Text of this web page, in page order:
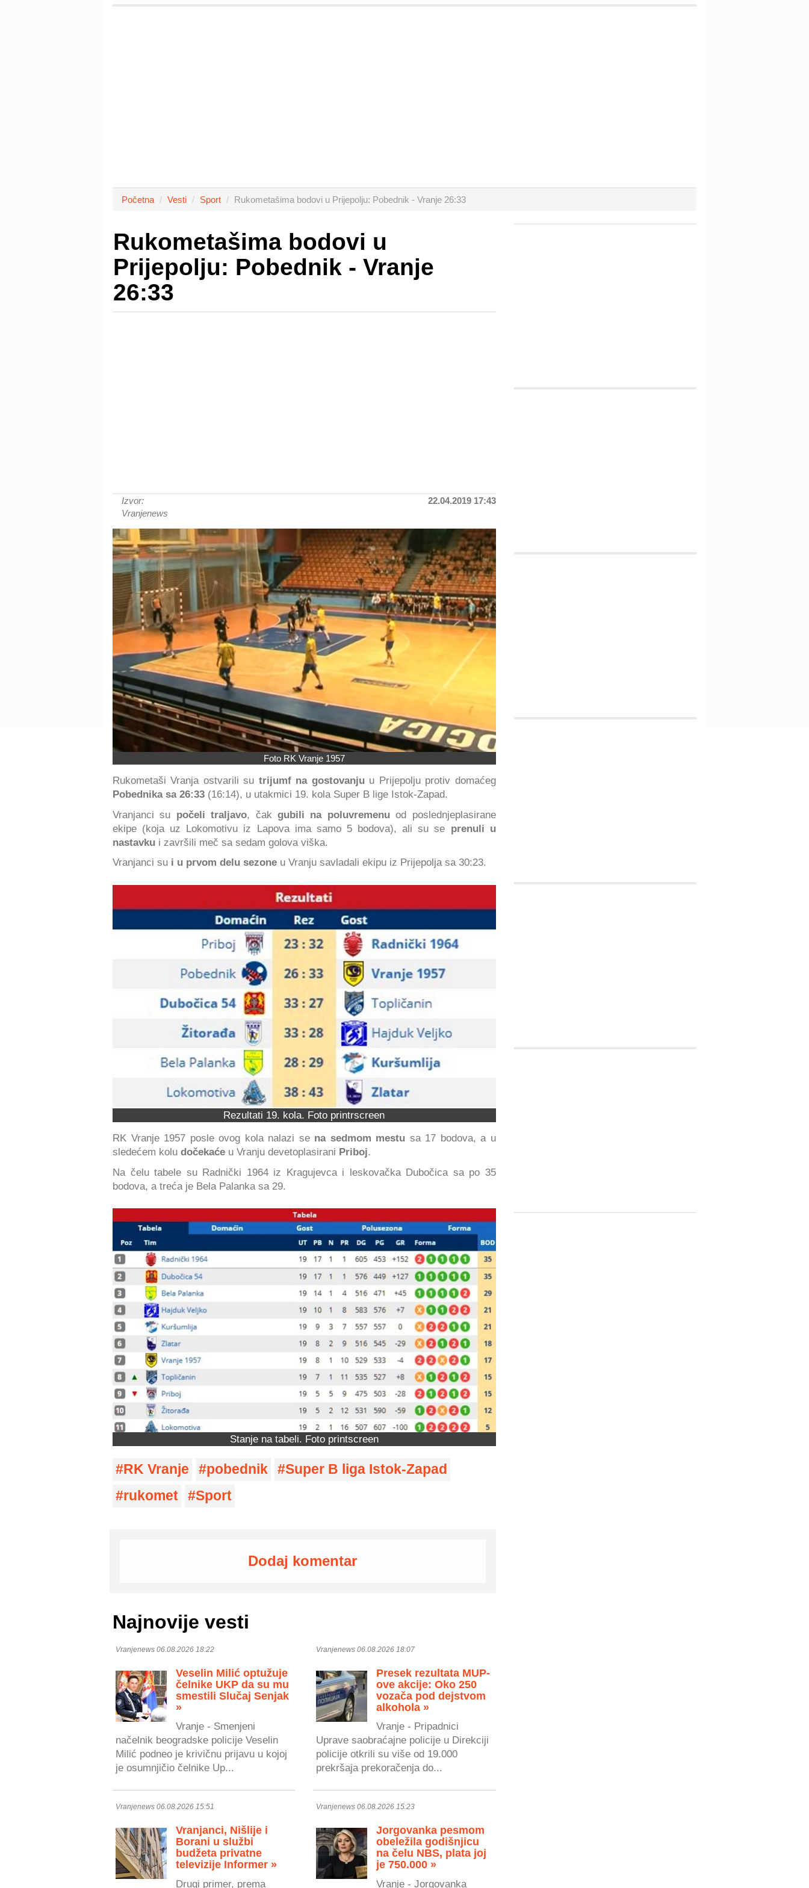
Početna Vesti Sport Rukometašima bodovi u Prijepolju: Pobednik - Vranje 26:33
Rukometašima bodovi u
Prijepolju: Pobednik - Vranje
26:33
Izvor:
Vranjenews
22.04.2019 17:43
Foto RK Vranje 1957
Rukometaši Vranja ostvarili su trijumf na gostovanjuu Prijepolju protiv domaćeg
Pobednika sa 26:33 (16:14), u utakmici 19. kola Super B lige Istok-Zapad.
Vranjanci su počeli traljavo, čakgubili na poluvremenuod poslednjeplasirane
ekipe (koja uz Lokomotivu iz Lapova ima samo 5 bodova), ali su se prenuli u
nastavku i završili meč sa sedam golova viška.
Vranjanci su i u prvom delu sezone u Vranju savladali ekipu iz Prijepolja sa 30:23.
Rezultati 19. kola. Foto printrscreen
RK Vranje 1957 posle ovog kola nalazi sena sedmom mestu sa 17 bodova, a u
sledećem kolu dočekaće u Vranju devetoplasirani Priboj.
Na čelu tabele su Radnički 1964 iz Kragujevca i leskovačka Dubočica sa po 35
bodova, a treća je Bela Palanka sa 29.
Stanje na tabeli. Foto printscreen
RK Vranje pobednik
Super B liga Istok-Zapad
rukomet
Sport
Dodaj komentar
Najnovije vesti
Vranjenews 06.08.2026 18:22
Veselin Milić optužuje
čelnike UKP da su mu
smestili Slučaj Senjak
»
Vranje - Smenjeni
načelnik beogradske policije Veselin
Milić podneo je krivičnu prijavu u kojoj
je osumnjičio čelnike Up...
Vranjenews 06.08.2026 18:07
Presek rezultata MUP-
ove akcije: Oko 250
vozača pod dejstvom
alkohola »
Vranje - Pripadnici
Uprave saobraćajne policije u Direkciji
policije otkrili su više od 19.000
prekršaja prekoračenja do...
Vranjenews 06.08.2026 15:51
Vranjanci, Nišlije i
Borani u službi
budžeta privatne
televizije Informer »
Drugi primer, prema
Vranjenews 06.08.2026 15:23
Jorgovanka pesmom
obeležila godišnjicu
na čelu NBS, plata joj
je 750.000 »
Vranje - Jorgovanka